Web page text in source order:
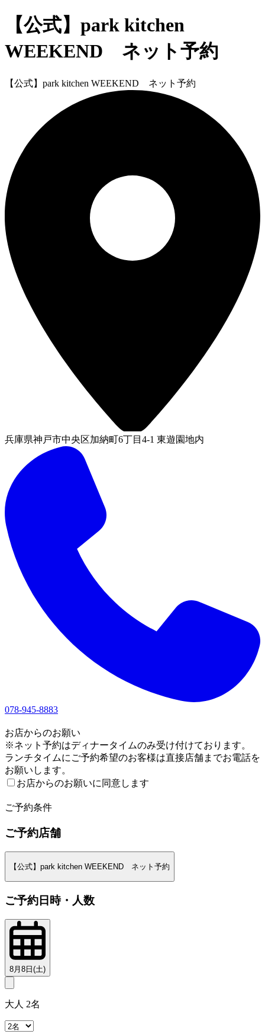
【公式】park kitchen
WEEKEND ネット予約
【公式】park kitchen WEEKEND ネット予約
兵庫県神戸市中央区加納町6丁目4-1 東遊園地内
078-945-8883
お店からのお願い
※ネット予約はディナータイムのみ受け付けております。
ランチタイムにご予約希望のお客様は直接店舗までお電話を
お願いします。
お店からのお願いに同意します
ご予約条件
ご予約店舗
【公式】park kitchen WEEKEND ネット予約
ご予約日時・人数
8月8日(土)
大人 2名